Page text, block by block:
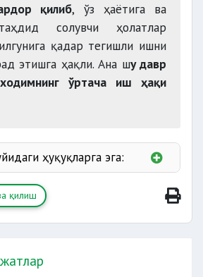
қилиб, ўз ҳаётига ва
солувчи ҳолатлар
қадар тегишли ишни
этишга ҳақли. Ана шу давр
ўртача иш ҳақи
ҳуқуқларга эга:
меҳнатни муҳофаза қилиш ва
олиб боришга доир
гиёҳвандлик ёки
қилиш